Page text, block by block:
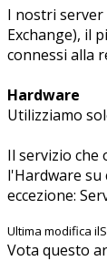
I nostri
Exchange), il
connessi alla
Hardware
Utilizziamo
Il servizio che
l'Hardware
eccezione:
Ultima modifica
Vota questo